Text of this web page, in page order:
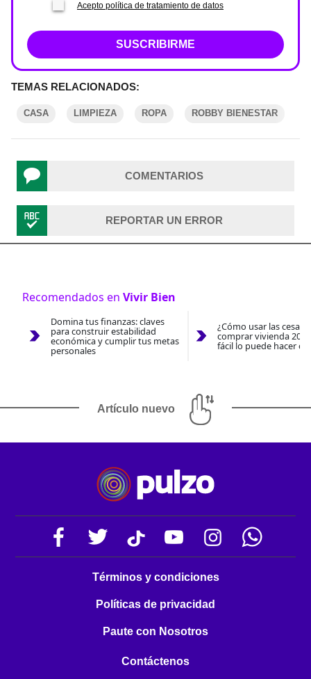
Acepto política de tratamiento de datos
SUSCRIBIRME
TEMAS RELACIONADOS:
CASA LIMPIEZA ROPA ROBBY BIENESTAR
COMENTARIOS
REPORTAR UN ERROR
Recomendados en Vivir Bien
Domina tus finanzas: claves
para construir estabilidad
económica y cumplir tus metas
personales
¿Cómo usar las
comprar vivienda
fácil lo puede hacer
Artículo nuevo
Términos y condiciones
Políticas de privacidad
Paute con Nosotros
Contáctenos